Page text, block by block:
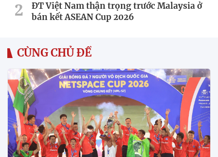
ĐT Việt Nam thận trọng trước Malaysia ở
bán kết ASEAN Cup 2026
CÙNG CHỦ ĐỀ